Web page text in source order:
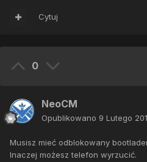
Cytuj
0
NeoCM
Opublikowano 9 Lutego
Musisz mieć odblokowany
Inaczej możesz telefon wyrzucić.